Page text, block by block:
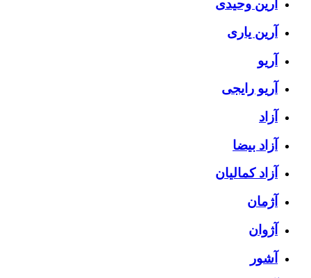
آرین وحیدی
آرین یاری
آریو
آریو رایجی
آزاد
آزاد بیضا
آزاد کمالیان
آژمان
آژوان
آشور